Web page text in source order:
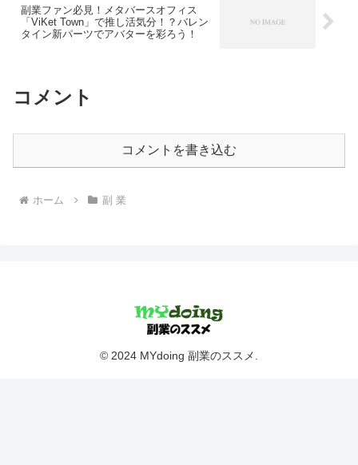
副業ファン必見！メタバースオフィス
「ViKet Town」で推し活気分！？バレン
タイン新パーツでアバターを彩ろう！
コメント
コメントを書き込む
ホーム 副 業
© 2024 MYdoing 副業のススメ.